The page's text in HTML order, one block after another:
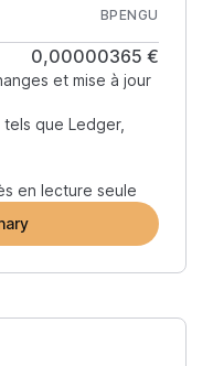
BPENGU
0,00000365 €
et mise à jour
que Ledger,
en lecture seule